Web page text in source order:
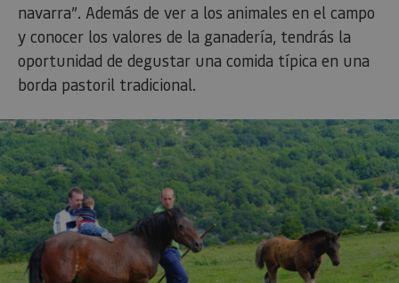
navarra”. Además de ver a los animales en el campo
y conocer los valores de la ganadería, tendrás la
oportunidad de degustar una comida típica en una
borda pastoril tradicional.